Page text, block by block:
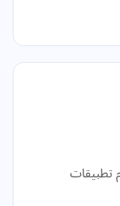
تطبيقات